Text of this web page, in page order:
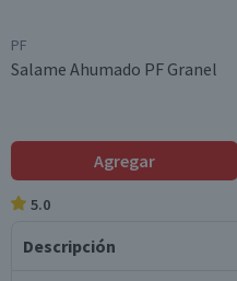
PF
Salame Ahumado PF Granel
Agregar
5.0
Descripción